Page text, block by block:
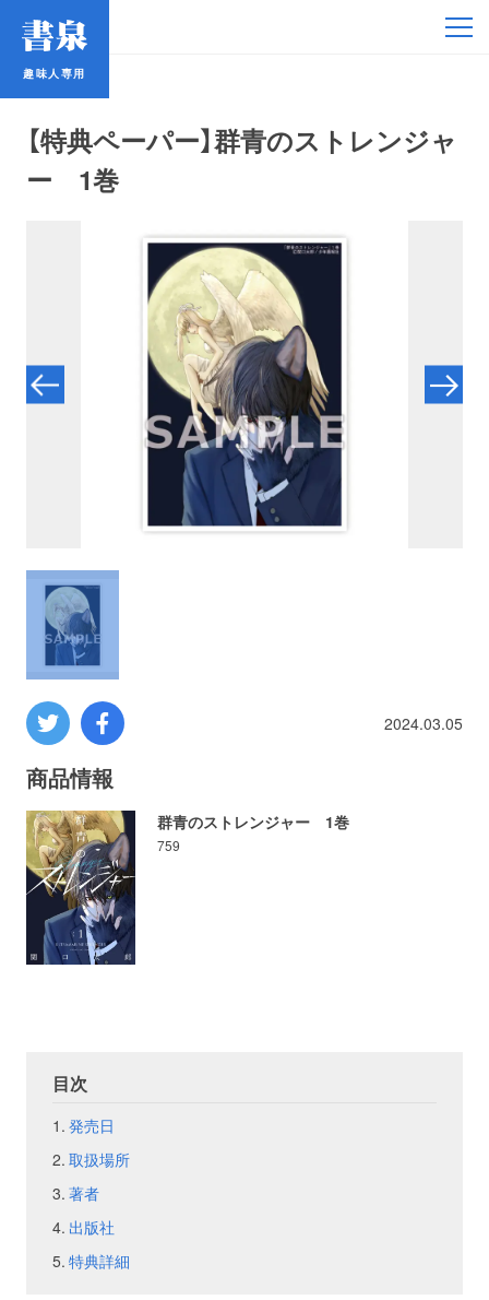
趣味人専用
【特典ペーパー】群青のストレンジャ
ー 1巻
2024.03.05
商品情報
群青のストレンジャー 1巻
759
目次
発売日
取扱場所
著者
出版社
特典詳細
趣味人専用
鉄道・バス
コミック・ラノベ
数学
コンピューター
ミリタリー
その他
イベント
フェア
会社概要